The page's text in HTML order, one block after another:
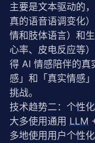
主要是文本驱动的
真的语音语调变化
情和肢体语言）和
心率、皮电反应等
得 AI 情感陪伴的真
感」和「真实情感
挑战。
技术趋势二：个性
大多使用通用 LLM
多地使用用户个性